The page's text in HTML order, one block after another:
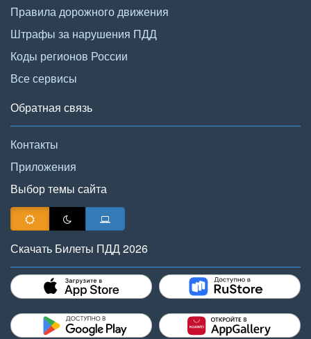
Правила дорожного движения
Штрафы за нарушения ПДД
Коды регионов России
Все сервисы
Обратная связь
Контакты
Приложения
Выбор темы сайта
Скачать Билеты ПДД 2026